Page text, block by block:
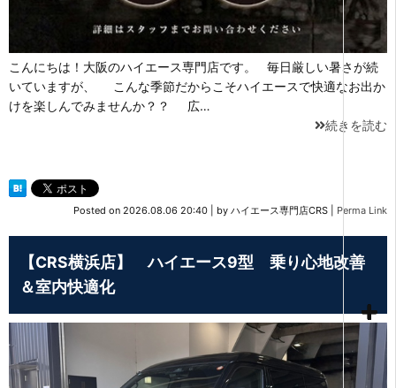
こんにちは！大阪のハイエース専門店です。 毎日厳しい暑さが続
いていますが、 こんな季節だからこそハイエースで快適なお出か
けを楽しんでみませんか？？ 広…
続きを読む
Posted on 2026.08.06 20:40 by ハイエース専門店CRS Perma Link
【CRS横浜店】 ハイエース9型 乗り心地改善
＆室内快適化